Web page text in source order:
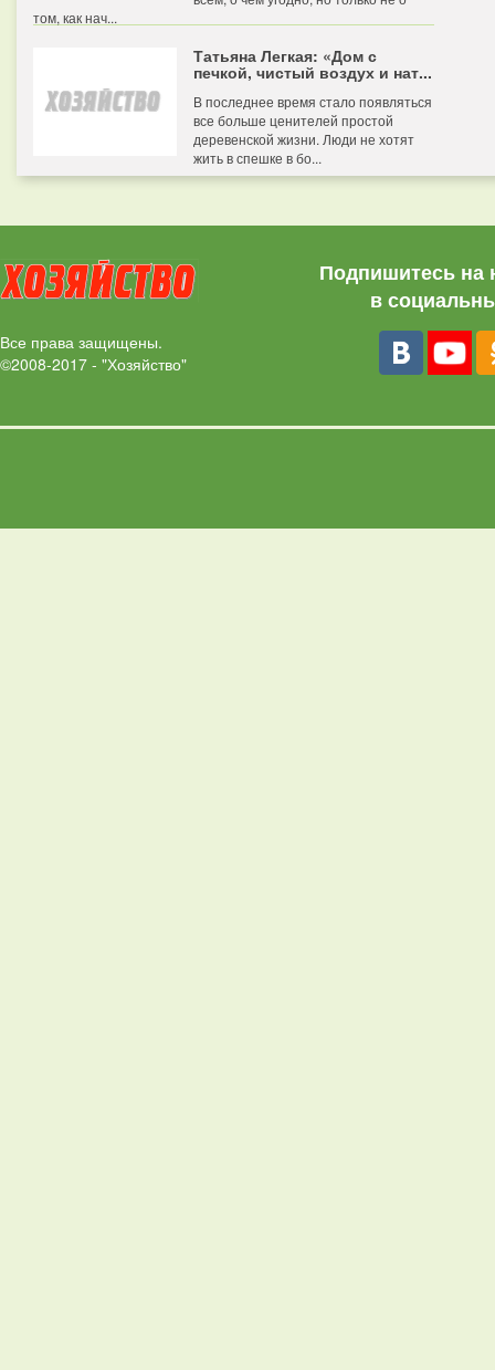
том, как нач...
Татьяна Легкая: «Дом с
печкой, чистый воздух и нат...
В последнее время стало появляться
все больше ценителей простой
деревенской жизни. Люди не хотят
жить в спешке в бо...
Все права защищены.
©2008-2017 - "Хозяйство"
Подпишитесь на
в